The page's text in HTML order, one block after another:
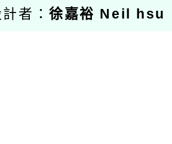
者：徐嘉裕 Neil hsu